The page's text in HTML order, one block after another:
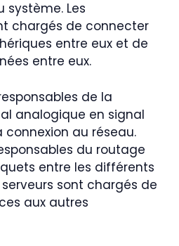
Les
chargés de connecter
entre eux et de
entre eux.
de la
analogique en signal
au réseau.
du routage
entre les différents
serveurs sont chargés de
aux autres